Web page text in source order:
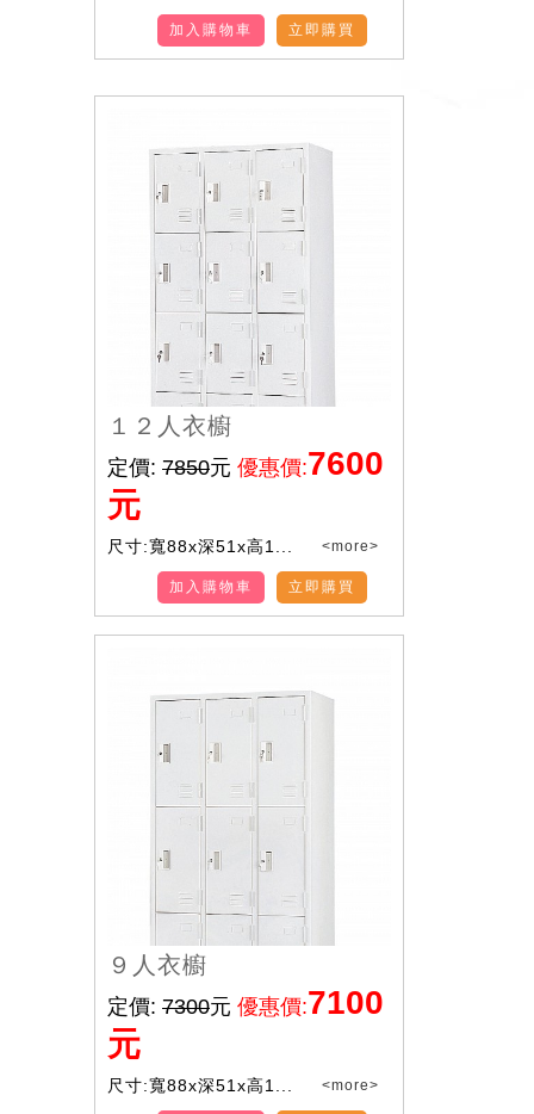
立即購買
加入購物車
１２人衣櫥
定價: 7850元 優惠價:7600
元
尺寸:寬88x深51x高1... <more>
立即購買
加入購物車
９人衣櫥
定價: 7300元 優惠價:7100
元
尺寸:寬88x深51x高1... <more>